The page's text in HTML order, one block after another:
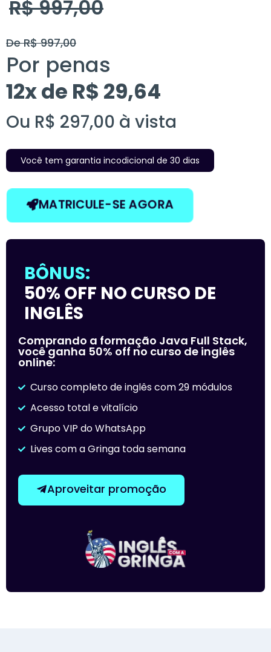
R$ 997,00
De R$ 997,00
Por penas
12x de R$ 29,64
Ou R$ 297,00 à vista
Você tem garantia incodicional de 30 dias
MATRICULE-SE AGORA
BÔNUS:
50% OFF NO CURSO DE
INGLÊS
Comprando a formação Java Full Stack,
você ganha 50% off no curso de inglês
online:
Curso completo de inglês com 29 módulos
Acesso total e vitalício
Grupo VIP do WhatsApp
Lives com a Gringa toda semana
Aproveitar promoção